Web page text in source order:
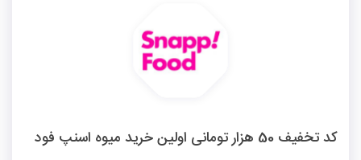
کد تخفیف 50 هزار تومانی اولین خرید میوه اسنپ فود